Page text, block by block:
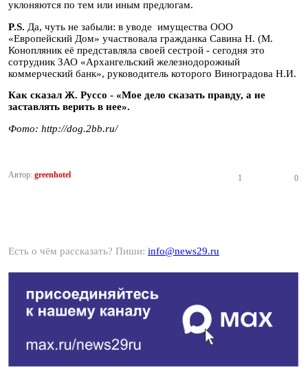
уклоняются по тем или иным предлогам.
P.S. Да, чуть не забыли: в уводе имущества ООО
«Европейский Дом» участвовала гражданка Савина Н. (М.
Конопляник её представляла своей сестрой - сегодня это
сотрудник ЗАО «Архангельский железнодорожный
коммерческий банк», руководитель которого Виноградова Н.И.
Как сказал Ж. Руссо - «Мое дело сказать правду, а не
заставлять верить в нее».
Фото: http://dog.2bb.ru/
Автор: greenhotel 1 0
Есть о чём рассказать? Пиши: info@news29.ru